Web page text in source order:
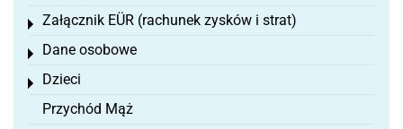
Załącznik EÜR (rachunek zysków i strat)
Toggle menu
Dane osobowe
Toggle menu
Dzieci
Toggle menu
Przychód Mąż